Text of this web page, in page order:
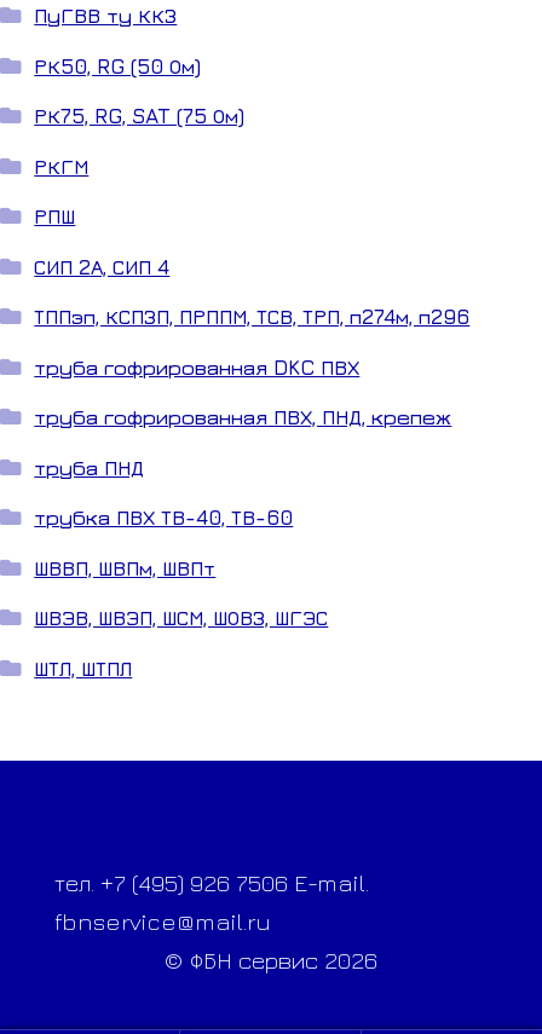
ПуГВВ ту ККЗ
РК50, RG (50 Ом)
РК75, RG, SAT (75 Ом)
РКГМ
РПШ
СИП 2А, СИП 4
ТППэп, КСПЗП, ПРППМ, ТСВ, ТРП, п274м, п296
труба гофрированная DKC ПВХ
труба гофрированная ПВХ, ПНД, крепеж
труба ПНД
трубка ПВХ ТВ-40, ТВ-60
ШВВП, ШВПм, ШВПт
ШВЭВ, ШВЭП, ШСМ, ШОВЗ, ШГЭС
ШТЛ, ШТПЛ
тел. +7 (495) 926 7506 E-mail.
fbnservice@mail.ru
© ФБН сервис 2026